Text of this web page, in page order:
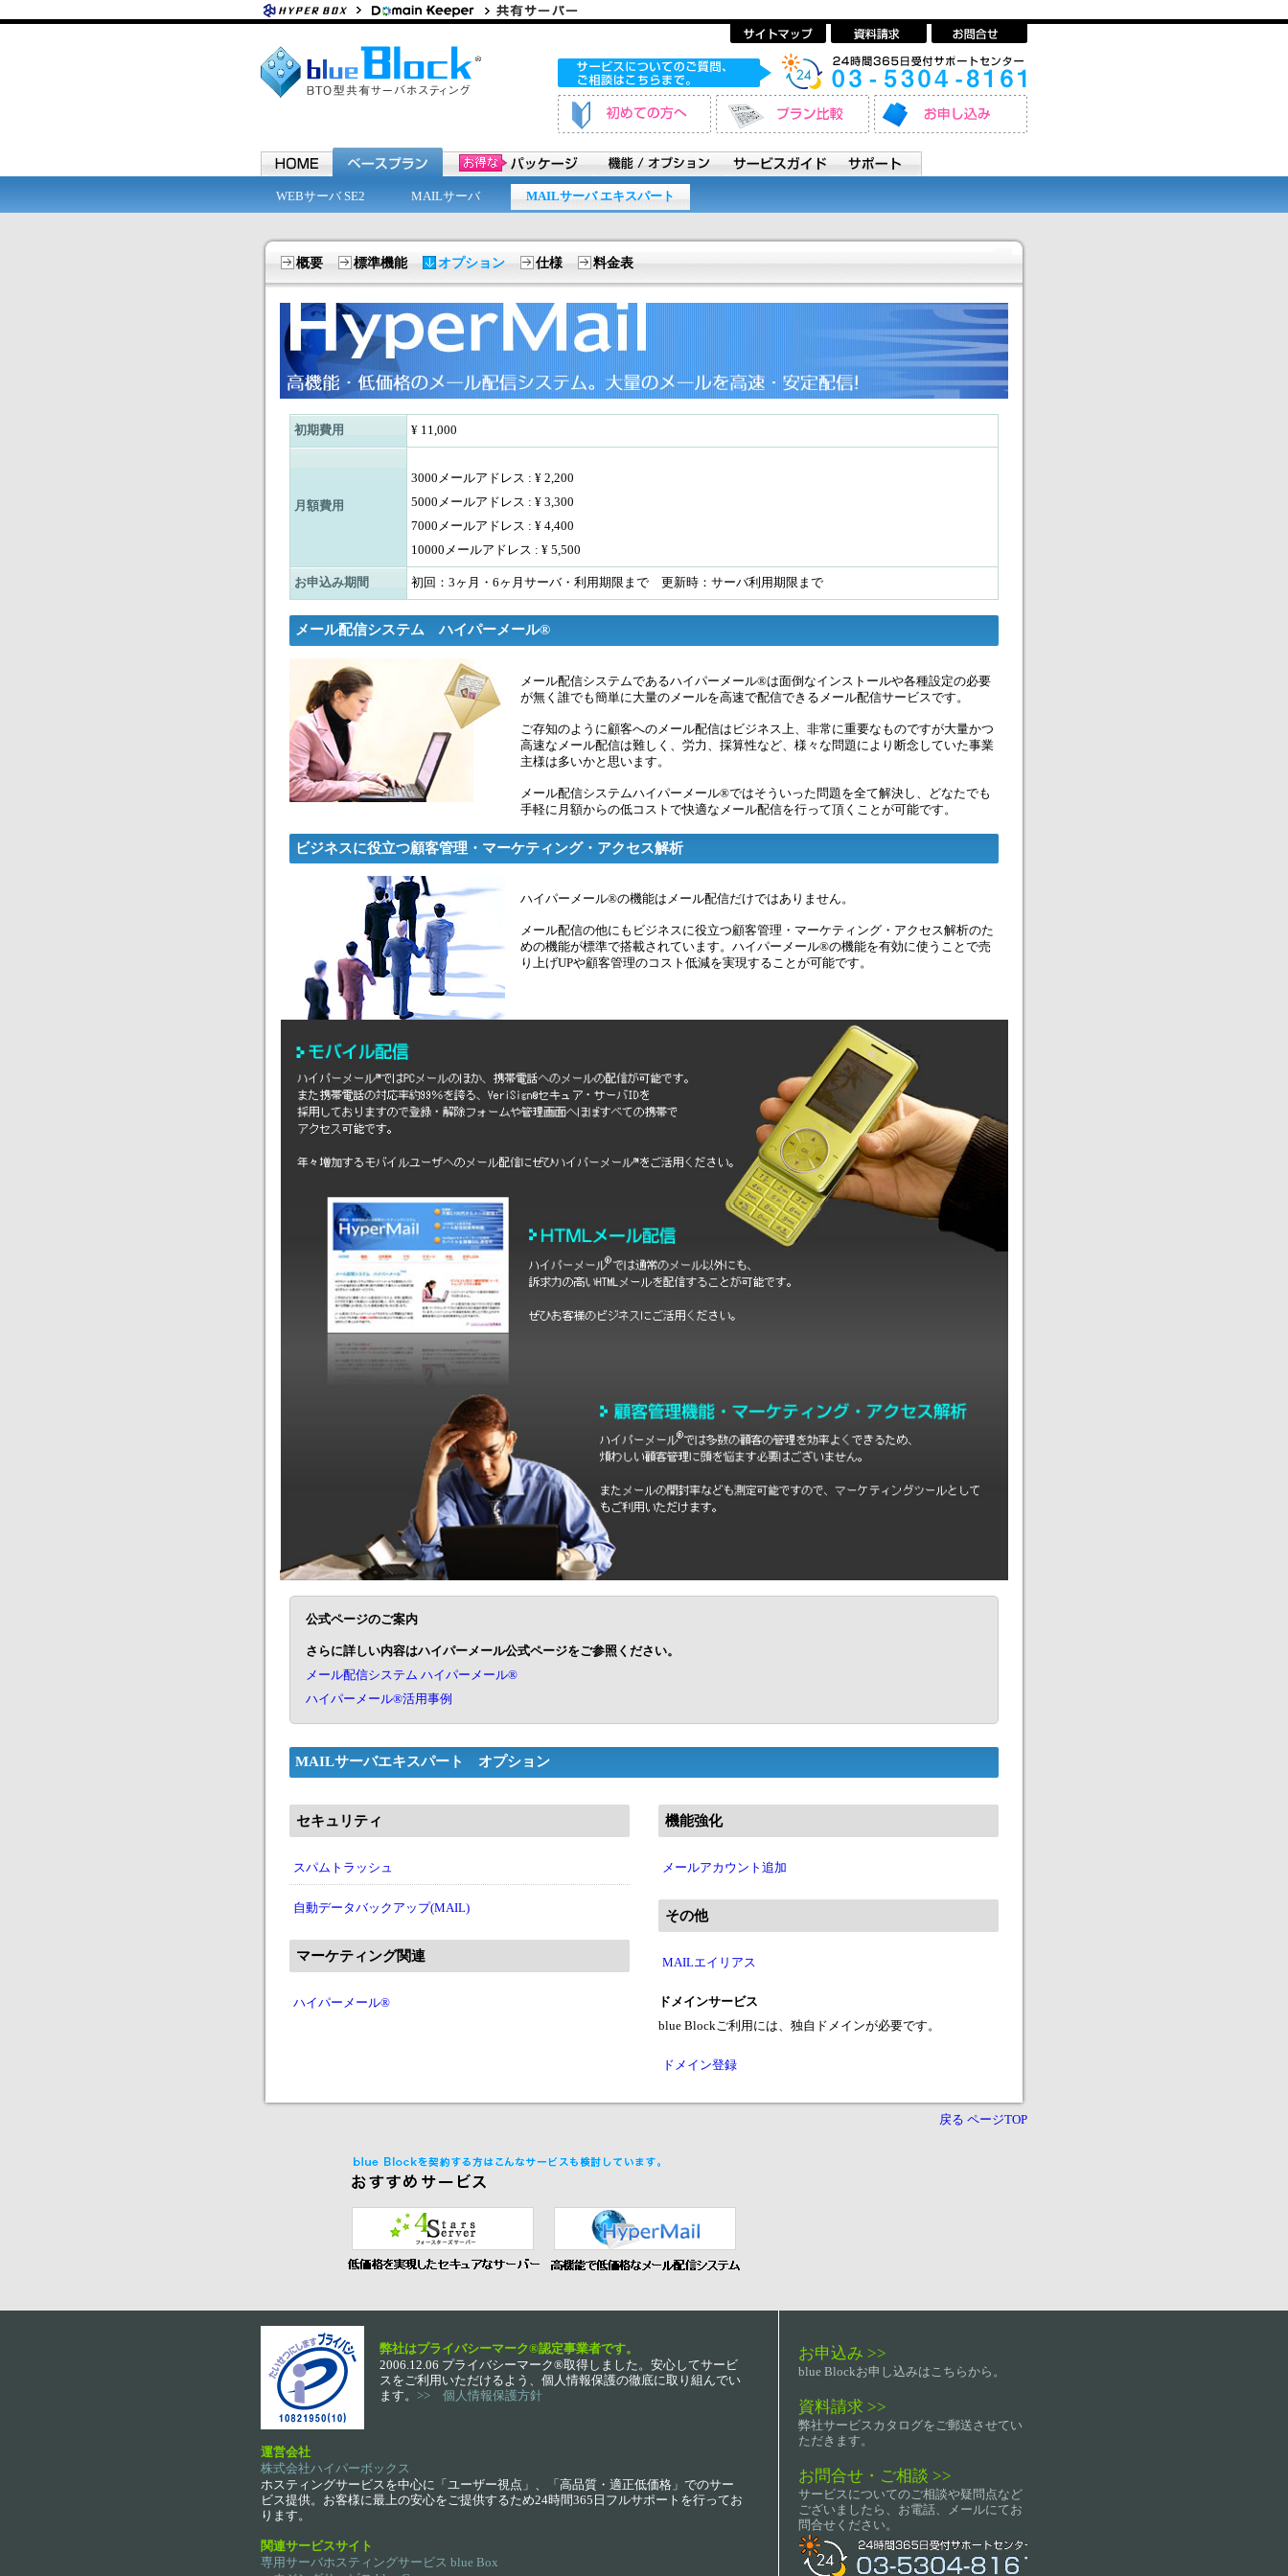
WEBサーバ SE2 MAILサーバ MAILサーバ エキスパート
概要 標準機能 オプション 仕様 料金表
初期費用 ¥ 11,000
月額費用
3000メールアドレス : ¥ 2,200
5000メールアドレス : ¥ 3,300
7000メールアドレス : ¥ 4,400
10000メールアドレス : ¥ 5,500
お申込み期間 初回：3ヶ月・6ヶ月サーバ・利用期限まで 更新時：サーバ利用期限まで
メール配信システム ハイパーメール®
メール配信システムであるハイパーメール®は面倒なインストールや各種設定の必要
が無く誰でも簡単に大量のメールを高速で配信できるメール配信サービスです。
ご存知のように顧客へのメール配信はビジネス上、非常に重要なものですが大量かつ
高速なメール配信は難しく、労力、採算性など、様々な問題により断念していた事業
主様は多いかと思います。
メール配信システムハイパーメール®ではそういった問題を全て解決し、どなたでも
手軽に 月額からの低コストで快適なメール配信を行って頂くことが可能です。
ビジネスに役立つ顧客管理・マーケティング・アクセス解析
ハイパーメール®の機能はメール配信だけではありません。
メール配信の他にもビジネスに役立つ顧客管理・マーケティング・アクセス解析のた
めの機能が標準で搭載されています。ハイパーメール®の機能を有効に使うことで売
り上げUPや顧客管理のコスト低減を実現することが可能です。
公式ページのご案内
さらに詳しい内容はハイパーメール公式ページをご参照ください。
メール配信システム ハイパーメール®
ハイパーメール®活用事例
MAILサーバエキスパート オプション
セキュリティ
スパムトラッシュ
自動データバックアップ(MAIL)
マーケティング関連
ハイパーメール®
機能強化
メールアカウント追加
その他
MAILエイリアス
ドメインサービス
blue Blockご利用には、独自ドメインが必要です。
ドメイン登録
戻る ページTOP
弊社はプライバシーマーク®認定事業者です。
2006.12.06 プライバシーマーク®取得しました。安心してサービ
スをご利用いただけるよう、個人情報保護の徹底に取り組んでい
ます。 >> 個人情報保護方針
運営会社
株式会社ハイパーボックス
ホスティングサービスを中心に「ユーザー視点」、「高品質・適正低価格」でのサー
ビス提供。お客様に最上の安心をご提供するため24時間365日フルサポートを行ってお
ります。
関連サービスサイト
専用サーバホスティングサービス blue Box
お申込み >>
blue Blockお申し込みはこちらから。
資料請求 >>
弊社サービスカタログをご郵送させてい
ただきます。
お問合せ・ご相談 >>
サービスについてのご相談や疑問点など
ございましたら、お電話、メールにてお
問合せください。